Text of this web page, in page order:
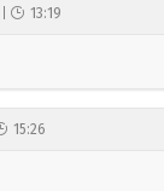
13:19
15:26